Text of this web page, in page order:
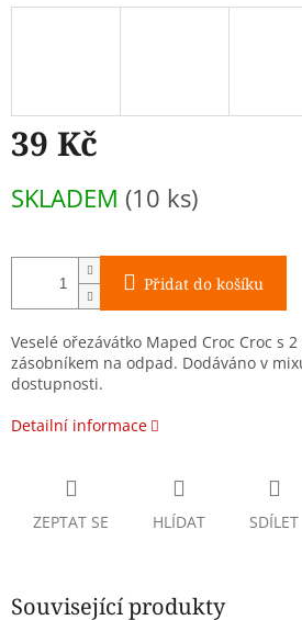
39 Kč
cena:
SKLADEM (10 ks)
Přidat do košíku
Veselé ořezávátko Maped Croc Croc s
zásobníkem na odpad. Dodáváno v
dostupnosti.
Detailní informace
ZEPTAT SE HLÍDAT SDÍLET
Související produkty